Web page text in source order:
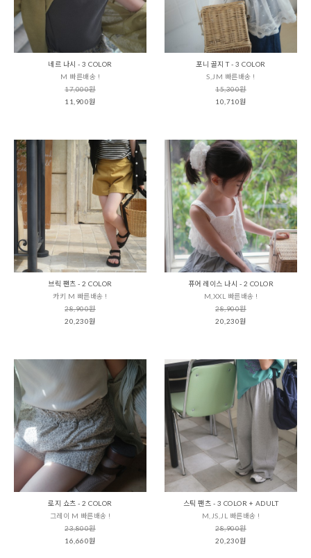
네르 나시 - 3 COLOR
M 빠른배송 !
17,000원
11,900원
포니 골지 T - 3 COLOR
S,JM 빠른배송 !
15,300원
10,710원
브릭 팬츠 - 2 COLOR
카키 M 빠른배송 !
28,900원
20,230원
퓨어 레이스 나시 - 2 COLOR
M,XXL 빠른배송 !
28,900원
20,230원
로지 쇼츠 - 2 COLOR
그레이 M 빠른배송 !
23,800원
16,660원
스틱 팬츠 - 3 COLOR + ADULT
M,JS,JL 빠른배송 !
28,900원
20,230원